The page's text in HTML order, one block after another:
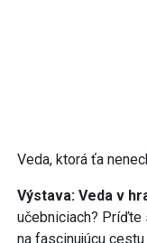
Veda, ktorá ťa
Výstava: Veda v
učebniciach?
na fascinujúcu